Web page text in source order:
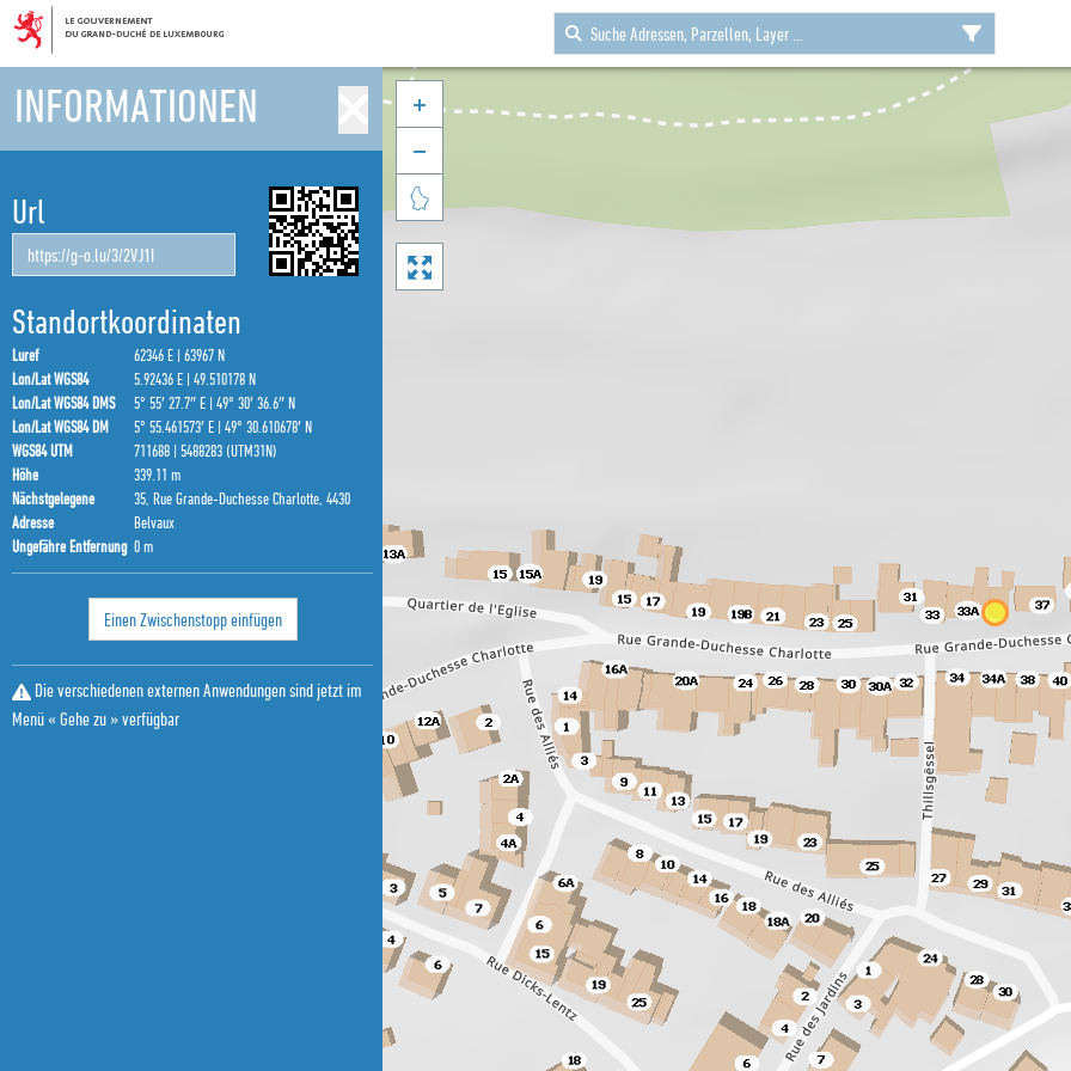
INFORMATIONEN
Url
Standortkoordinaten
Luref
62346 E | 63967 N
Lon/Lat WGS84
5.92436 E | 49.510178 N
Lon/Lat WGS84 DMS
5° 55′ 27.7″ E | 49° 30′ 36.6″ N
Lon/Lat WGS84 DM
5° 55.461573′ E | 49° 30.610678′ N
WGS84 UTM
711688 | 5488283 (UTM31N)
Höhe
339.11 m
Nächstgelegene
Adresse
35, Rue Grande-Duchesse Charlotte, 4430
Belvaux
Ungefähre Entfernung 0 m
Einen Zwischenstopp einfügen
Die verschiedenen externen Anwendungen sind jetzt im
Menü « Gehe zu » verfügbar



